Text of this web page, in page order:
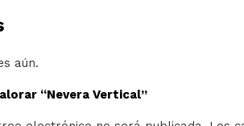
aún.
“Nevera Vertical”